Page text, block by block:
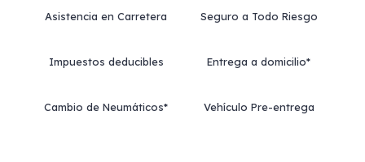
Asistencia en Carretera Seguro a Todo Riesgo
Impuestos deducibles Entrega a domicilio*
Cambio de Neumáticos* Vehículo Pre-entrega